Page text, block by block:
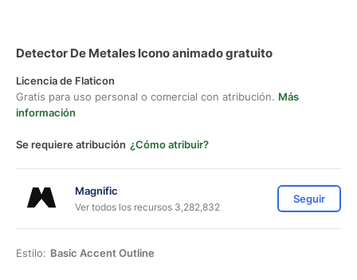
Detector De Metales Icono animado gratuito
Licencia de Flaticon
Gratis para uso personal o comercial con atribución. Más
información
Se requiere atribución ¿Cómo atribuir?
Magnific
Ver todos los recursos 3,282,832
Seguir
Estilo: Basic Accent Outline